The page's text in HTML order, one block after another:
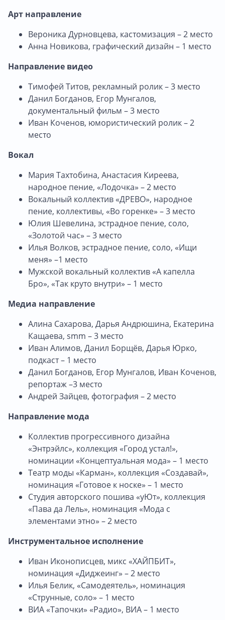
Арт направление
Вероника Дурновцева, кастомизация – 2 место
Анна Новикова, графический дизайн – 1 место
Направление видео
Тимофей Титов, рекламный ролик – 3 место
Данил Богданов, Егор Мунгалов,
документальный фильм – 3 место
Иван Коченов, юмористический ролик – 2
место
Вокал
Мария Тахтобина, Анастасия Киреева,
народное пение, «Лодочка» – 2 место
Вокальный коллектив «ДРЕВО», народное
пение, коллективы, «Во горенке» – 3 место
Юлия Шевелина, эстрадное пение, соло,
«Золотой час» – 3 место
Илья Волков, эстрадное пение, соло, «Ищи
меня» –1 место
Мужской вокальный коллектив «А капелла
Бро», «Так круто внутри» – 1 место
Медиа направление
Алина Сахарова, Дарья Андрюшина, Екатерина
Кащаева, smm – 3 место
Иван Алимов, Данил Борщёв, Дарья Юрко,
подкаст – 1 место
Данил Богданов, Егор Мунгалов, Иван Коченов,
репортаж –3 место
Андрей Зайцев, фотография – 2 место
Направление мода
Коллектив прогрессивного дизайна
«Энтрэйлс», коллекция «Город устал!»,
номинации «Концептуальная мода» – 1 место
Театр моды «Карман», коллекция «Создавай»,
номинация «Готовое к носке» – 1 место
Студия авторского пошива «уЮт», коллекция
«Пава да Лель», номинация «Мода с
элементами этно» – 2 место
Инструментальное исполнение
Иван Иконописцев, микс «ХАЙПБИТ»,
номинация «Диджеинг» – 2 место
Илья Белик, «Самодеятель», номинация
«Струнные, соло» – 1 место
ВИА «Тапочки» «Радио», ВИА – 1 место